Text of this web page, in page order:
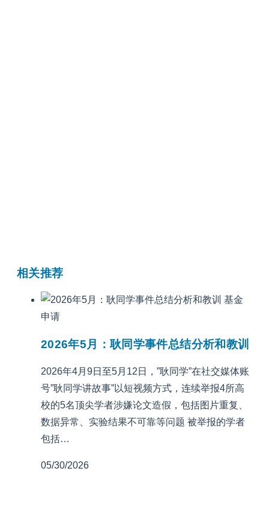
相关推荐
基金
申请
2026年5月：耿同学事件总结分析和教训
2026年4月9日至5月12日，”耿同学”在社交媒体账
号”耿同学讲故事”以短视频方式，连续举报4所高
校的5名顶尖学者涉嫌论文造假，包括图片重复、
数据异常、实验结果不可靠等问题 被举报的学者
包括…
05/30/2026